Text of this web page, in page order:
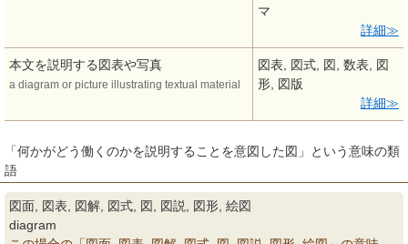
マ
詳細
本文を説明する図表や写真
a diagram or picture illustrating textual material
図表, 図式, 図, 数表, 図
形, 図版
詳細
「何かがどう働くのかを説明することを意図した図」という意味の類
語
図面, 図表, 図解, 図式, 図, 図説, 図形, 絵図
diagram